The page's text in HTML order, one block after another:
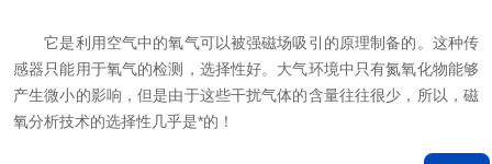
它是利用空气中的氧气可以被强磁场吸引的原理制备的。这种传
感器只能用于氧气的检测，选择性好。大气环境中只有氮氧化物能够
产生微小的影响，但是由于这些干扰气体的含量往往很少，所以，磁
氧分析技术的选择性几乎是*的！